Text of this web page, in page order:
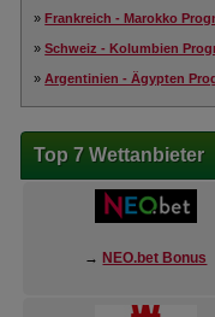
»Frankreich - Marokko
»Schweiz - Kolumbien
»Argentinien - Ägypten
Top 7 Wettanbieter
→ NEO.bet Bonus